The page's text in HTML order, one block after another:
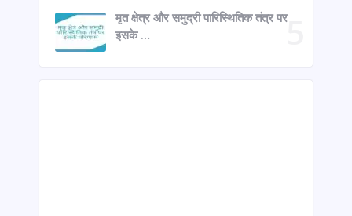
मृत क्षेत्र और समुद्री पारिस्थितिक तंत्र पर
इसके …